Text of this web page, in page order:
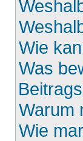
Wie
Was
Warum
Wie